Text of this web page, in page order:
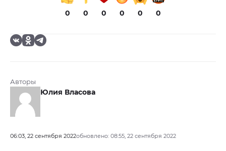
0 0 0 0 0 0
Авторы
Юлия Власова
06:03, 22 сентября 2022обновлено: 08:55, 22 сентября 2022